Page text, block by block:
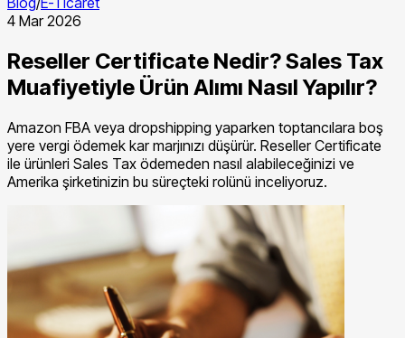
4 Mar 2026
Reseller Certificate Nedir? Sales Tax
Muafiyetiyle Ürün Alımı Nasıl Yapılır?
Amazon FBA veya dropshipping yaparken toptancılara boş
yere vergi ödemek kar marjınızı düşürür. Reseller Certificate
ile ürünleri Sales Tax ödemeden nasıl alabileceğinizi ve
Amerika şirketinizin bu süreçteki rolünü inceliyoruz.